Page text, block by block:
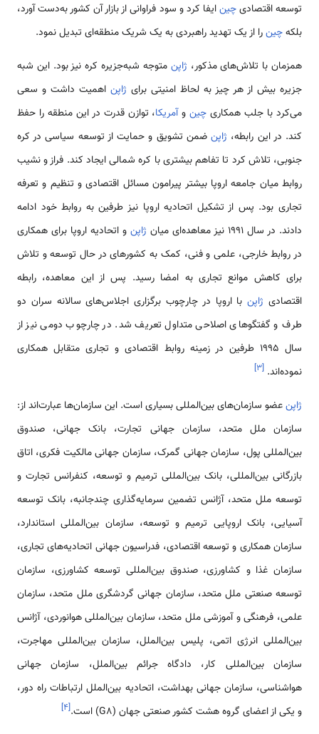
توسعه اقتصادیچینایفا کرد و سود فراوانی از بازار آن کشور به‌دست آورد،
بلکهچینرا از یک تهدید راهبردی به یک شریک منطقه‌ای تبدیل نمود.
همزمان با تلاش‌های مذکور، ژاپن متوجه شبه‌جزیره کره نیز بود. این شبه
‌جزیره بیش از هر چیز به لحاظ امنیتی برای ژاپن اهمیت داشت و سعی
می‌کرد با جلب همکاری چینوآمریکا، توازن قدرت در این منطقه را حفظ
کند. در این رابطه، ژاپنضمن تشویق و حمایت از توسعه سیاسی در کره
جنوبی، تلاش کرد تا تفاهم بیشتری با کره شمالی ایجاد کند. فراز و نشیب
روابط میان جامعه اروپا بیشتر پیرامون مسائل اقتصادی و تنظیم و تعرفه
تجاری بود. پس از تشکیل اتحادیه اروپا نیز طرفین به روابط خود ادامه
دادند. در سال ۱۹۹۱ نیز معاهده‌ای میان
ژاپن و اتحادیه اروپا برای همکاری
در روابط خارجی، علمی و فنی، کمک به کشورهای در حال ‌توسعه و تلاش
برای کاهش موانع تجاری به امضا رسید. پس از این معاهده، رابطه
اقتصادی ژاپنبا اروپا در چارچوب برگزاری اجلاس‌های سالانه سران دو
طرف و گفتگوهای اصلاحی متداول تعریف شد. در چارچوب دومی نیز از
سال ۱۹۹۵ طرفین در زمینه روابط اقتصادی و تجاری متقابل همکاری
نموده‌اند. [۳]
ژاپنعضو سازمان‌های بین‌المللی بسیاری است. این سازمان‌ها عبارت‌اند از:
سازمان ملل متحد، سازمان جهانی تجارت، بانک جهانی، صندوق
بین‌المللی پول، سازمان جهانی گمرک، سازمان جهانی مالکیت فکری، اتاق
بازرگانی بین‌المللی، بانک بین‌المللی ترمیم و توسعه، کنفرانس تجارت و
توسعه ملل متحد، آژانس تضمین سرمایه‌گذاری چندجانبه، بانک توسعه
آسیایی، بانک اروپایی ترمیم و توسعه، سازمان بین‌المللی استاندارد،
سازمان همکاری و توسعه اقتصادی، فدراسیون جهانی اتحادیه‌های تجاری،
سازمان غذا و کشاورزی، صندوق بین‌المللی توسعه کشاورزی، سازمان
توسعه صنعتی ملل متحد، سازمان جهانی گردشگری ملل متحد، سازمان
علمی، فرهنگی و آموزشی ملل متحد، سازمان بین‌المللی هوانوردی، آژانس
بین‌المللی انرژی اتمی، پلیس بین‌الملل، سازمان بین‌المللی مهاجرت،
سازمان بین‌المللی کار، دادگاه جرائم بین‌الملل، سازمان جهانی
هواشناسی، سازمان جهانی بهداشت، اتحادیه بین‌الملل ارتباطات راه دور،
و یکی از اعضای گروه هشت کشور صنعتی جهان (G8) است.
[۴]